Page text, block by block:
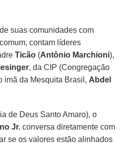
suas comunidades com
contam líderes
Ticão (Antônio Marchioni),
, da CIP (Congregação
imã da Mesquita Brasil, Abdel
de Deus Santo Amaro), o
Jr. conversa diretamente com
se os valores estão alinhados